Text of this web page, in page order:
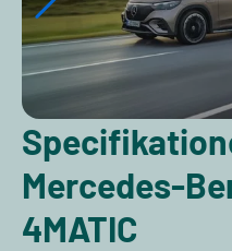
Mercedes-
4MATIC